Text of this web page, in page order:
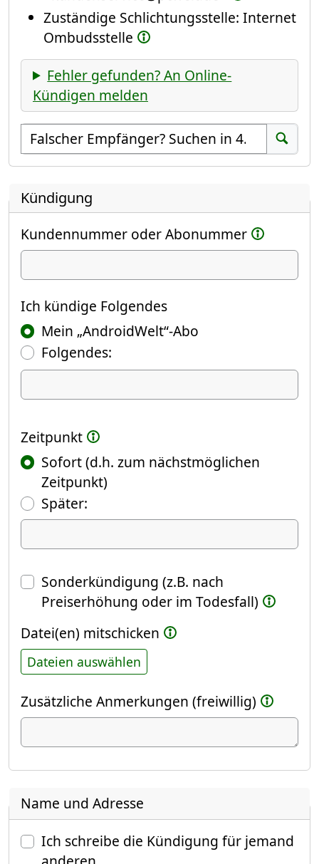
Zuständige Schlichtungsstelle: Internet
Ombudsstelle
Fehler gefunden? An Online-
Kündigen melden
Empfänger suchen
Suchen
Kündigung
Kundennummer oder Abonummer
Ich kündige
Ich kündige Folgendes
Mein „AndroidWelt“-Abo
Folgendes:
Ich kündige Folgendes
Zeitpunkt
Sofort (d.h. zum nächstmöglichen
Zeitpunkt)
Später:(Fokus springt automatisch ins
Datum
Sonderkündigung (z.B. nach
Preiserhöhung oder im Todesfall)
Datei(en) mitschicken
Dateien auswählen
Zusätzliche Anmerkungen (freiwillig)
Name und Adresse
Ich schreibe die Kündigung für jemand